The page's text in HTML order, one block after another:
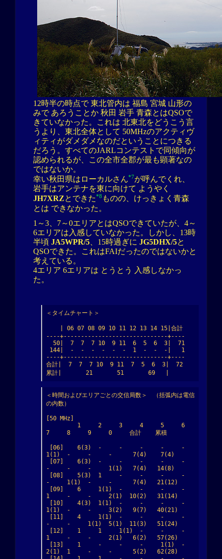
12時半の時点で 東北管内は 福島 宮城 山形の
みで あろうことか 秋田 岩手 青森とはQSOで
きていなかった。これは 北東北をどうこう言
うより、東北全体として 50MHzのアクティヴ
ィティがダメダメなのだということにつきる
だろう。すべてのJARLコンテストで同傾向が
認められるが、この全市全郡が最も顕著なの
ではないか。
幸い秋田県はローカルさん*7が呼んでくれ、
岩手はアンテナを東に向けて ようやく
JH7XRZとできた*8 ものの、けっきょく青森
とは できなかった。
1～3、7～0エリアとはQSOできていたが、4～
6エリアは入感していなかった。しかし、13時
半頃 JA5WPR/5 、15時過ぎに JG5DHX/5と
QSOできた。これはFAIだったのではないかと
考えている。
4エリア 6エリアは とうとう 入感しなかっ
た。
＜タイムチャート＞
----+------------------------------+----
----+------------------------------+----
合計|  7  7  7 10  9 11  7  5  6  3|  72
累計|       21       51       69   |
＜時間およびエリアごとの交信局数＞　（括弧内は電信
の内数）
[50 MHz]
7     8     9     0     合計    累積
1(1)  -     -     -      7(4)    7(4)
-     -     -     1(1)   7(4)   14(8)
-     1(1)  -     -      7(4)   21(12)
1     -     -     2(1)  10(2)   31(14)
1(1)  -     -     3(2)   9(7)   40(21)
-     -     1(1)  5(1)  11(3)   51(24)
1     -     -     2(1)   6(2)   57(26)
2(1)  1     -     -      5(2)   62(28)